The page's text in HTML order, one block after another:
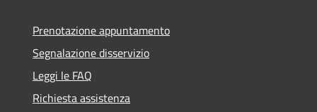
Prenotazione appuntamento
Segnalazione disservizio
Leggi le FAQ
Richiesta assistenza